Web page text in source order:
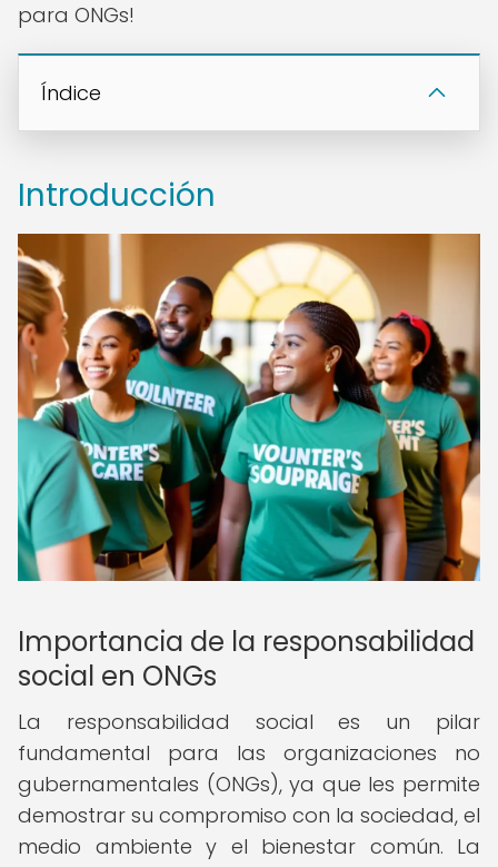
para ONGs!
Índice
Introducción
Importancia de la responsabilidad
social en ONGs
La responsabilidad social es un pilar
fundamental para las organizaciones no
gubernamentales (ONGs), ya que les permite
demostrar su compromiso con la sociedad, el
medio ambiente y el bienestar común. La